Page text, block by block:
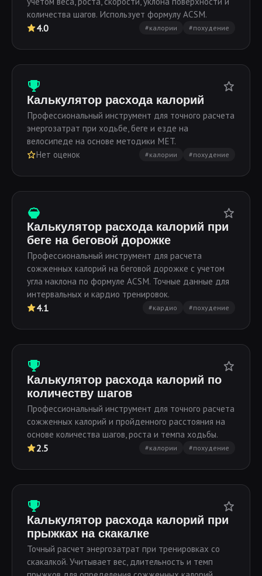
количества шагов. Использует формулу ACSM.
4.0 #калории #похудение
Калькулятор расхода калорий
Профессиональный инструмент для точного расчета
энергозатрат при ходьбе, беге и езде на
велосипеде на основе методики MET.
Нет оценок
#калории #похудение
Калькулятор расхода калорий при
беге на беговой дорожке
Профессиональный инструмент для расчета
сожженных калорий на беговой дорожке с учетом
угла наклона по формуле ACSM. Точные данные для
интервальных и кардио тренировок.
4.1 #кардио #похудение
Калькулятор расхода калорий по
количеству шагов
Профессиональный инструмент для точного расчета
сожженных калорий и пройденного расстояния на
основе количества шагов, роста и темпа ходьбы.
2.5 #калории #похудение
Калькулятор расхода калорий при
прыжках на скакалке
Точный расчет энергозатрат при тренировках со
скакалкой. Учитывает вес, длительность и темп